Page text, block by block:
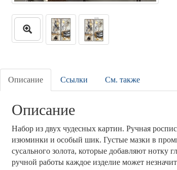
Описание Ссылки См. также
Описание
Набор из двух чудесных картин. Ручная
изюминки и особый шик. Густые мазки в
сусального золота, которые добавляют нотку
ручной работы каждое изделие может